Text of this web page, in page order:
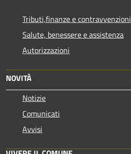
Tributi,finanze e contravvenzioni
Salute, benessere e assistenza
Autorizzazioni
NOVITÀ
Notizie
Comunicati
Avvisi